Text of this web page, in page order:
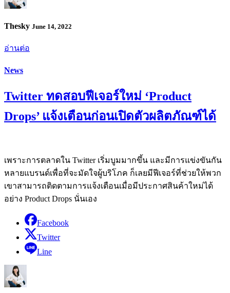
Thesky June 14, 2022
อ่านต่อ
News
Twitter ทดสอบฟีเจอร์ใหม่ ‘Product
Drops’ แจ้งเตือนก่อนเปิดตัวผลิตภัณฑ์ได้
เพราะการตลาดใน Twitter เริ่มบูมมากขึ้น และมีการแข่งขันกัน
หลายแบรนด์เพื่อที่จะมัดใจผู้บริโภค ก็เลยมีฟีเจอร์ที่ช่วยให้พวก
เขาสามารถติดตามการแจ้งเตือนเมื่อมีประกาศสินค้าใหม่ได้
อย่าง Product Drops นั่นเอง
Facebook
Twitter
Line